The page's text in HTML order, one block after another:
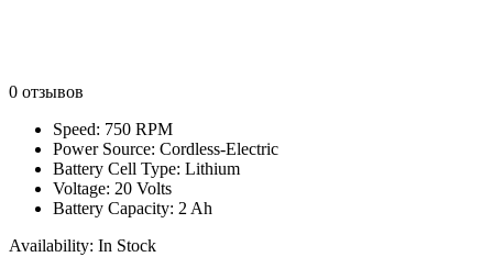
0 отзывов
Speed: 750 RPM
Power Source: Cordless-Electric
Battery Cell Type: Lithium
Voltage: 20 Volts
Battery Capacity: 2 Ah
Availability: In Stock